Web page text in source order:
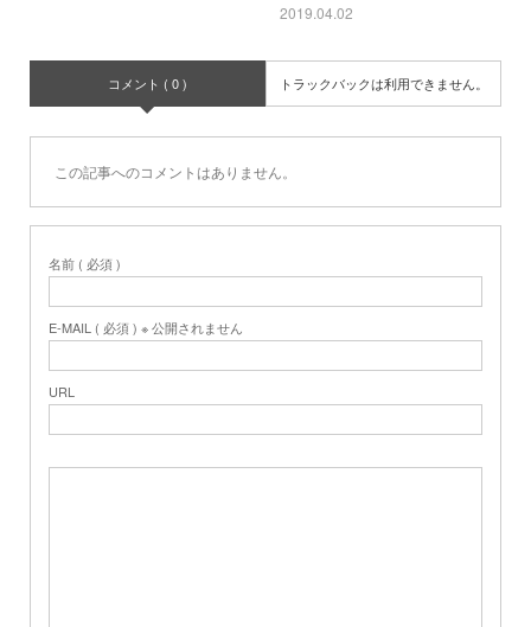
2019.04.02
コメント ( 0 ) トラックバックは利用できません。
この記事へのコメントはありません。
名前 ( 必須 )
E-MAIL ( 必須 ) ※ 公開されません
URL